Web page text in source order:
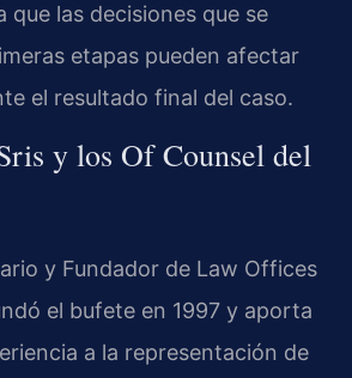
que las decisiones que se
etapas pueden afectar
el resultado final del caso.
y los Of Counsel del
y Fundador de Law Offices
el bufete en 1997 y aporta
a la representación de